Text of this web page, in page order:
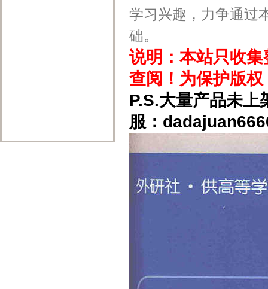
学习兴趣，力争通过
础。
说明：本站只收
查阅！为保护版
P.S.大量产品未上
服：